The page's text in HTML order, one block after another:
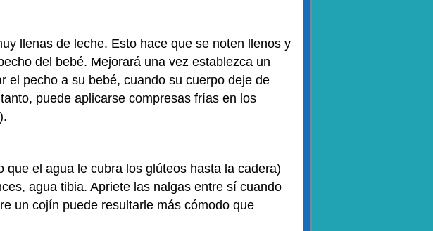
llenas de leche. Esto hace que se noten llenos y
del bebé. Mejorará una vez establezca un
el pecho a su bebé, cuando su cuerpo deje de
puede aplicarse compresas frías en los
el agua le cubra los glúteos hasta la cadera)
agua tibia. Apriete las nalgas entre sí cuando
un cojín puede resultarle más cómodo que